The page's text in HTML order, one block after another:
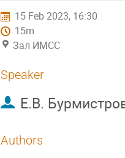
15 Feb 2023, 16:30
15m
Зал ИМСС
Speaker
Е.В.
Authors